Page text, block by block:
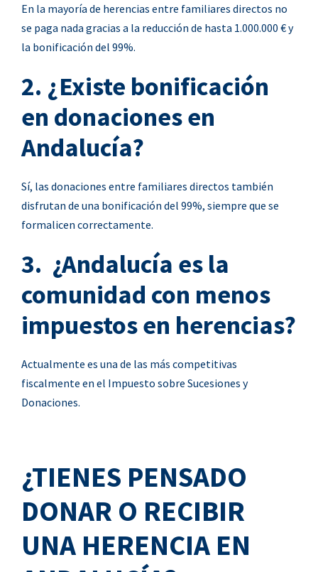
En la mayoría de herencias entre familiares directos no
se paga nada gracias a la reducción de hasta 1.000.000 € y
la bonificación del 99%.
2. ¿Existe bonificación
en donaciones en
Andalucía?
Sí, las donaciones entre familiares directos también
disfrutan de una bonificación del 99%, siempre que se
formalicen correctamente.
3. ¿Andalucía es la
comunidad con menos
impuestos en herencias?
Actualmente es una de las más competitivas
fiscalmente en el Impuesto sobre Sucesiones y
Donaciones.
¿TIENES PENSADO
DONAR O RECIBIR
UNA HERENCIA EN